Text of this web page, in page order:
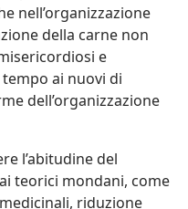
nell’organizzazione
della carne non
e
ai nuovi di
dell’organizzazione
l’abitudine del
teorici mondani, come
riduzione